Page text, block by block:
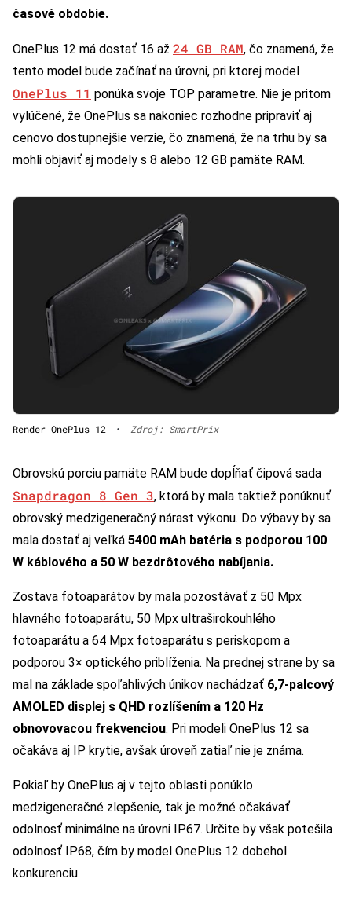
časové obdobie.
OnePlus 12 má dostať 16 až 24 GB RAM, čo znamená, že
tento model bude začínať na úrovni, pri ktorej model
OnePlus 11 ponúka svoje TOP parametre. Nie je pritom
vylúčené, že OnePlus sa nakoniec rozhodne pripraviť aj
cenovo dostupnejšie verzie, čo znamená, že na trhu by sa
mohli objaviť aj modely s 8 alebo 12 GB pamäte RAM.
Render OnePlus 12 • Zdroj: SmartPrix
Obrovskú porciu pamäte RAM bude dopĺňať čipová sada
Snapdragon 8 Gen 3, ktorá by mala taktiež ponúknuť
obrovský medzigeneračný nárast výkonu. Do výbavy by sa
mala dostať aj veľká 5400 mAh batéria s podporou 100
W káblového a 50 W bezdrôtového nabíjania.
Zostava fotoaparátov by mala pozostávať z 50 Mpx
hlavného fotoaparátu, 50 Mpx ultraširokouhlého
fotoaparátu a 64 Mpx fotoaparátu s periskopom a
podporou 3× optického priblíženia. Na prednej strane by sa
mal na základe spoľahlivých únikov nachádzať 6,7-palcový
AMOLED displej s QHD rozlíšením a 120 Hz
obnovovacou frekvenciou. Pri modeli OnePlus 12 sa
očakáva aj IP krytie, avšak úroveň zatiaľ nie je známa.
Pokiaľ by OnePlus aj v tejto oblasti ponúklo
medzigeneračné zlepšenie, tak je možné očakávať
odolnosť minimálne na úrovni IP67. Určite by však potešila
odolnosť IP68, čím by model OnePlus 12 dobehol
konkurenciu.